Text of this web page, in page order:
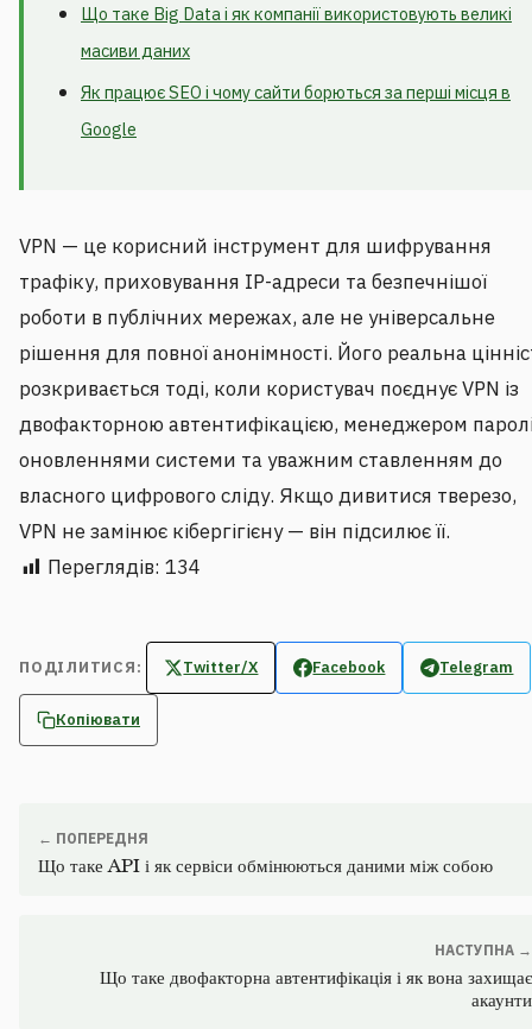
Що таке Big Data і як компанії використовують великі
масиви даних
Як працює SEO і чому сайти борються за перші місця в
Google
VPN — це корисний інструмент для шифрування
трафіку, приховування IP-адреси та безпечнішої
роботи в публічних мережах, але не універсальне
рішення для повної анонімності. Його реальна
розкривається тоді, коли користувач поєднує VPN із
двофакторною автентифікацією, менеджером
оновленнями системи та уважним ставленням до
власного цифрового сліду. Якщо дивитися тверезо,
VPN не замінює кібергігієну — він підсилює її.
Переглядів: 134
ПОДІЛИТИСЯ: Twitter/X Facebook Telegram
Копіювати
← ПОПЕРЕДНЯ
Що таке API і як сервіси обмінюються даними між собою
НАСТУПНА →
Що таке двофакторна автентифікація і як вона захищає
акаунти